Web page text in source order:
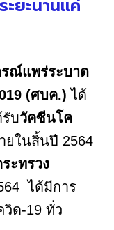
ะยะนานแค่
ณ์แพร่ระบาด
(ศบค.)ได้
บวัคซีนโค
ยในสิ้นปี 2564
ะทรวง
ได้มีการ
ด-19 ทั่ว